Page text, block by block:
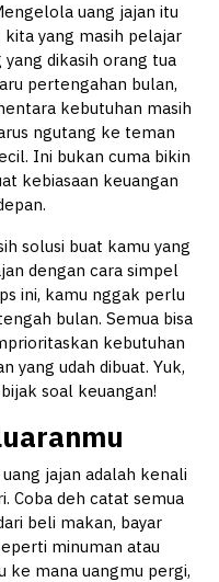
uang jajan itu
yang masih pelajar
yang dikasih orang tua
pertengahan bulan,
kebutuhan masih
ngutang ke teman
Ini bukan cuma bikin
kebiasaan keuangan
solusi buat kamu yang
dengan cara simpel
ini, kamu nggak perlu
bulan. Semua bisa
kebutuhan
yang udah dibuat. Yuk,
soal keuangan!
jajan adalah kenali
Coba deh catat semua
beli makan, bayar
minuman atau
ke mana uangmu pergi,